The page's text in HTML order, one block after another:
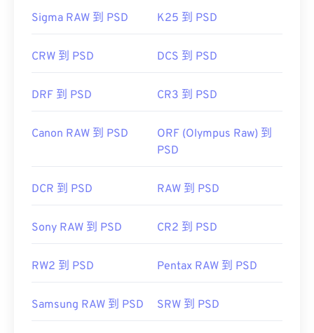
Sigma RAW 到 PSD K25 到 PSD
CRW 到 PSD DCS 到 PSD
DRF 到 PSD CR3 到 PSD
Canon RAW 到 PSD
ORF (Olympus Raw) 到
PSD
DCR 到 PSD RAW 到 PSD
Sony RAW 到 PSD CR2 到 PSD
RW2 到 PSD Pentax RAW 到 PSD
Samsung RAW 到 PSD SRW 到 PSD